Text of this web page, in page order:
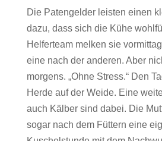
Die Patengelder leisten einen
dazu, dass sich die Kühe
Helferteam melken sie
eine nach der anderen. Aber
morgens. „Ohne Stress.“ Den
Herde auf der Weide. Eine
auch Kälber sind dabei. Die
sogar nach dem Füttern eine